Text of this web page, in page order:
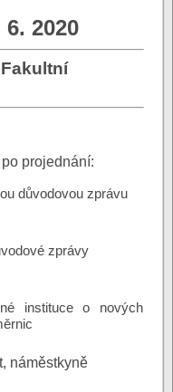
6. 2020
projednání:
důvodovou zprávu
zprávy
instituce o nových
náměstkyně